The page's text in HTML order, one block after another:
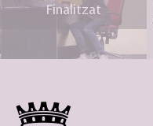
Finalitzat